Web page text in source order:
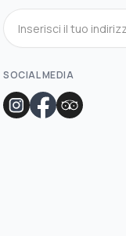
SOCIAL MEDIA